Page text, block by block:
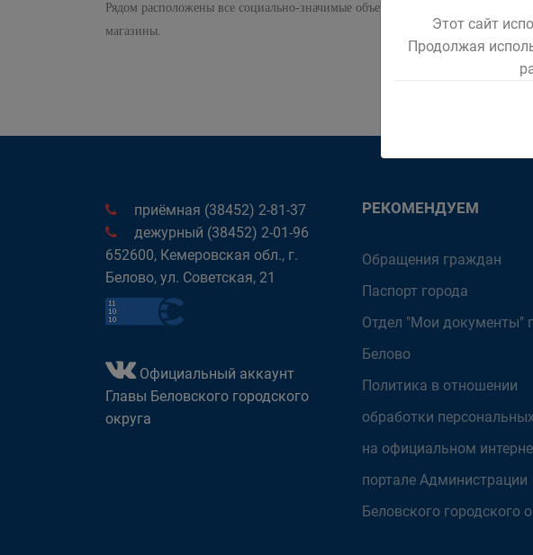
Рядом расположены все социально-значимые объекты: 2 школы, 4 детских
магазины.
приёмная (38452) 2-81-37
дежурный (38452) 2-01-96
652600, Кемеровская обл., г.
Белово, ул. Советская, 21
Официальный аккаунт
Главы Беловского городского
округа
РЕКОМЕНДУЕМ
Обращения граждан
Паспорт города
Отдел "Мои документы"
Белово
Политика в отношении
обработки
на официальном
портале Администрации
Беловского городского
Этот сайт
Продолжая